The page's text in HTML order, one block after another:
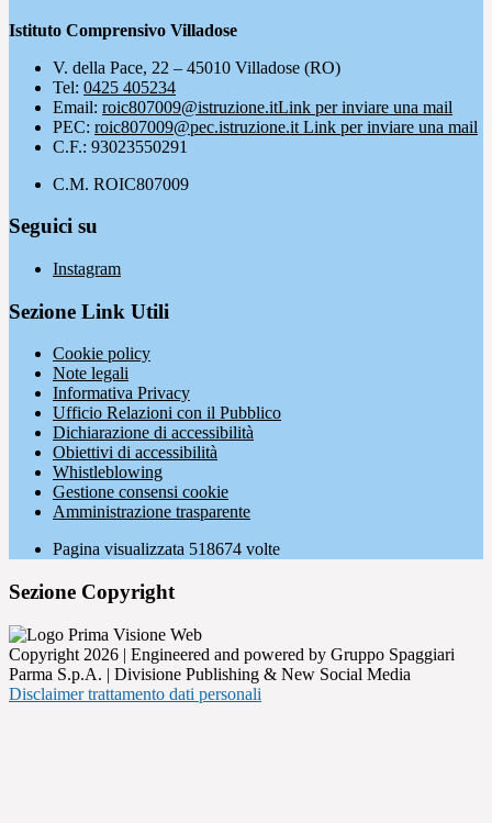
Istituto Comprensivo Villadose
V. della Pace, 22 – 45010 Villadose (RO)
Tel: 0425 405234
Email: roic807009@istruzione.itLink per inviare una mail
PEC: roic807009@pec.istruzione.it Link per inviare una mail
C.F.: 93023550291
C.M. ROIC807009
Seguici su
Instagram
Sezione Link Utili
Cookie policy
Note legali
Informativa Privacy
Ufficio Relazioni con il Pubblico
Dichiarazione di accessibilità
Obiettivi di accessibilità
Whistleblowing
Gestione consensi cookie
Amministrazione trasparente
Pagina visualizzata 518674 volte
Sezione Copyright
Copyright 2026 | Engineered and powered by Gruppo Spaggiari
Parma S.p.A. | Divisione Publishing & New Social Media
Disclaimer trattamento dati personali